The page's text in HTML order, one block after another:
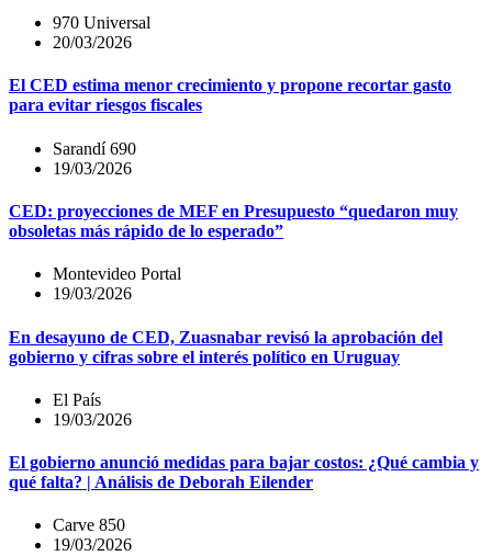
970 Universal
20/03/2026
El CED estima menor crecimiento y propone recortar gasto
para evitar riesgos fiscales
Sarandí 690
19/03/2026
CED: proyecciones de MEF en Presupuesto “quedaron muy
obsoletas más rápido de lo esperado”
Montevideo Portal
19/03/2026
En desayuno de CED, Zuasnabar revisó la aprobación del
gobierno y cifras sobre el interés político en Uruguay
El País
19/03/2026
El gobierno anunció medidas para bajar costos: ¿Qué cambia y
qué falta? | Análisis de Deborah Eilender
Carve 850
19/03/2026